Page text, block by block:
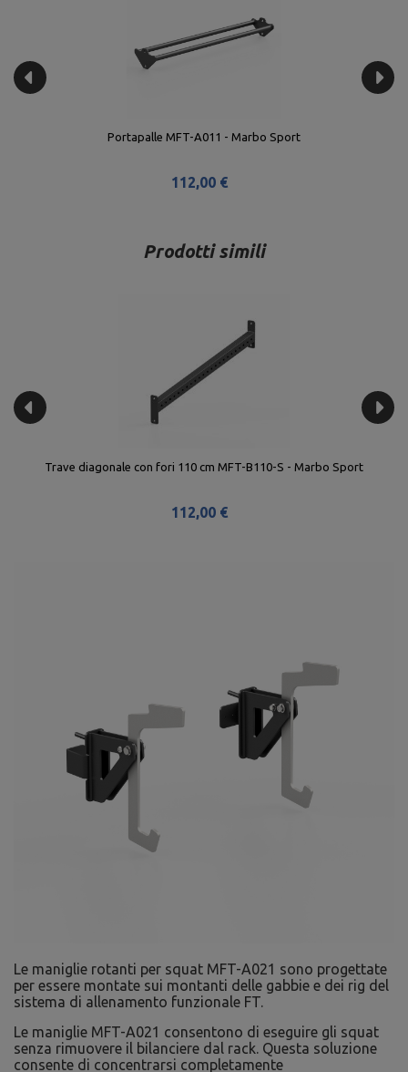
Portapalle MFT-A011 - Marbo Sport
112,00 €
Prodotti simili
Trave diagonale con fori 110 cm MFT-B110-S - Marbo Sport
112,00 €
Le maniglie rotanti per squat MFT-A021 sono progettate
per essere montate sui montanti delle gabbie e dei rig del
sistema di allenamento funzionale FT.
Le maniglie MFT-A021 consentono di eseguire gli squat
senza rimuovere il bilanciere dal rack. Questa soluzione
consente di concentrarsi completamente